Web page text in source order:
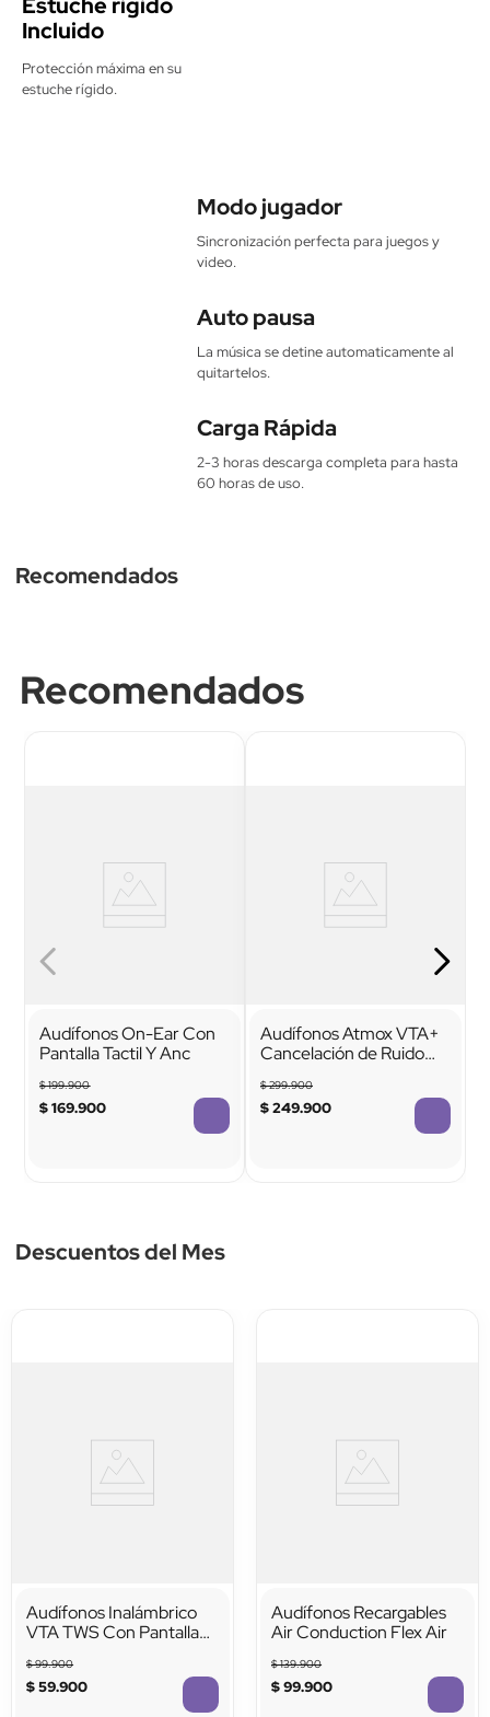
Audio 360°
Estuche rigido
Incluido
Protección máxima en su
estuche rígido.
Modo jugador
Sincronización perfecta para juegos y
video.
Auto pausa
La música se detine automaticamente al
quitartelos.
Carga Rápida
2-3 horas descarga completa para hasta
60 horas de uso.
Recomendados
Recomendados
Audífonos On-Ear Con
Pantalla Tactil Y Anc
$199.900
$ 169.900
Audífonos Atmox VTA+
Cancelación de Ruido
$299.900
$249.900
Descuentos del Mes
Audífonos Inalámbrico
VTA TWS Con Pantalla
Stick Negro
$99.900
$59.900
Audífonos Recargables
Air Conduction Flex Air
$139.900
$99.900